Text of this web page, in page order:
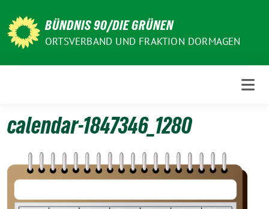
zum
Inhalt
BÜNDNIS 90/DIE GRÜNEN
ORTSVERBAND UND FRAKTION DORMAGEN
calendar-1847346_1280